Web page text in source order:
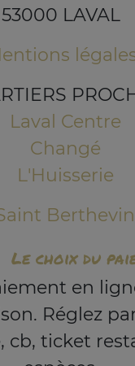
53000 LAVAL
Laval Centre
Changé
L'Huisserie
Berthevin
Le choix du
en
Réglez
cb, ticket